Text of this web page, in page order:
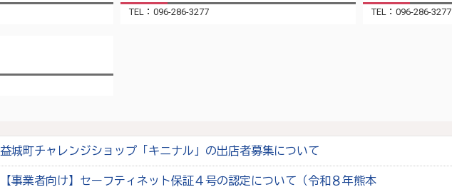
TEL：096-286-3277 TEL：096-286-3277
益城町チャレンジショップ「キニナル」の出店者募集について
【事業者向け】セーフティネット保証４号の認定について（令和８年熊本